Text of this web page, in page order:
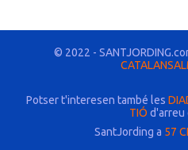
© 2022 -
Potser t'interesen també les
TIÓ d'arreu
SantJording a 57